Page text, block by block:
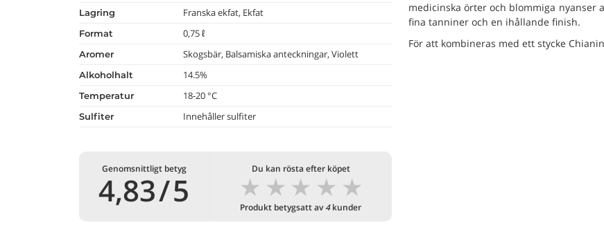
lagring Franska ekfat, Ekfat
format 0,75 ℓ
aromer Skogsbär, Balsamiska anteckningar, Violett
alkoholhalt 14.5%
temperatur 18-20 °C
Sulfiter Innehåller sulfiter
Genomsnittligt betyg
4,83/5
Du kan rösta efter köpet
★
★
★
★
★
Produkt betygsatt av4kunder
medicinska örter och blommiga nyanser
fina tanniner och en ihållande finish.
För att kombineras med ett stycke